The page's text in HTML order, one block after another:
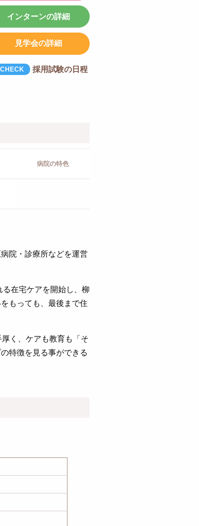
インターンの詳細
見学会の詳細
採用試験の日程
病院の特色
院・診療所などを運営
在宅ケアを開始し、柳
もっても、最後まで住
く、ケアも教育も「そ
特徴を見る事ができる